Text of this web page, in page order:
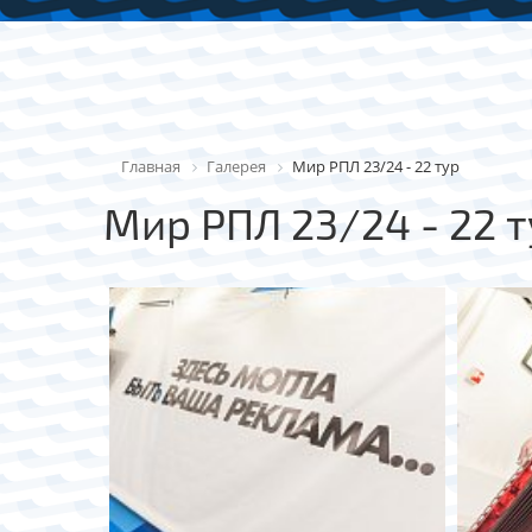
Главная Галерея Мир РПЛ 23/24 - 22 тур
Мир РПЛ 23/24 - 22